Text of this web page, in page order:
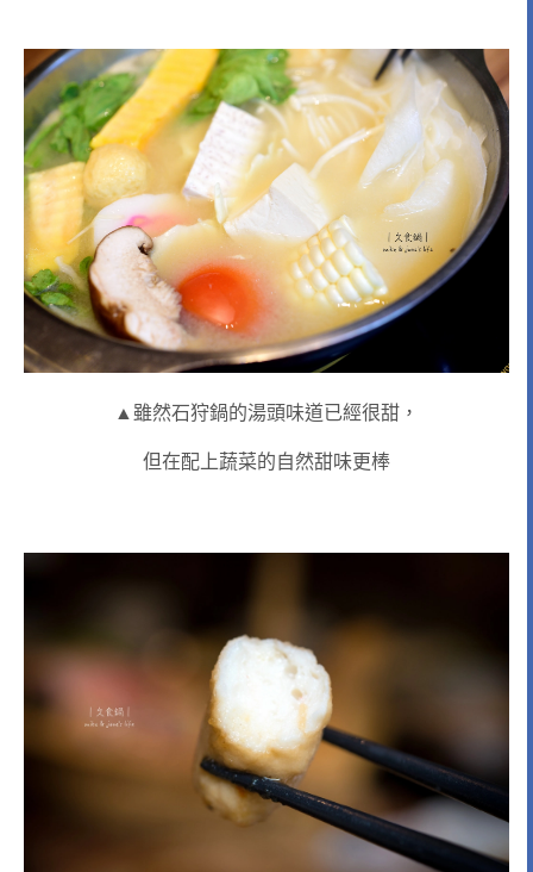
▲ 雖然石狩鍋的湯頭味道已經很甜，
但在配上蔬菜的自然甜味更棒